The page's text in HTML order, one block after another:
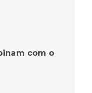
com o